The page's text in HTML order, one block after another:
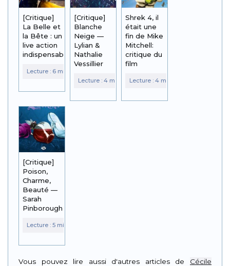
[Critique]
La Belle et
la Bête : un
live action
indispensable ?
[Critique]
Blanche
Neige —
Lylian &
Nathalie
Vessillier
Shrek 4, il
était une
fin de Mike
Mitchell:
critique du
film
[Critique]
Poison,
Charme,
Beauté —
Sarah
Pinborough
Vous pouvez lire aussi d'autres articles de Cécile